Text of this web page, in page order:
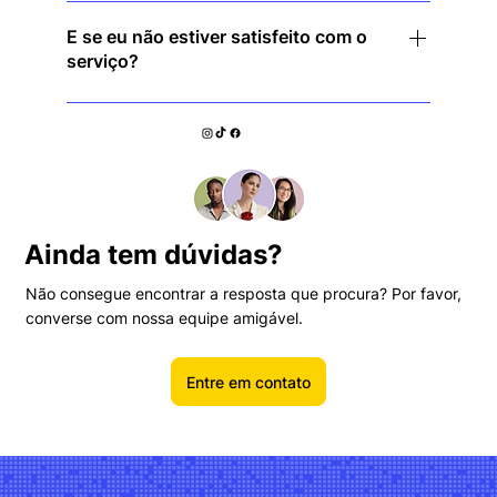
Basta baixar o aplicativo, clicar em conectar e
você estará protegido instantaneamente — sem
necessidade de configuração complicada!
E se eu não estiver satisfeito com o
serviço?
Oferecemos uma garantia de reembolso de 30
dias para que você possa experimentar sem
Ainda tem dúvidas?
Não consegue encontrar a resposta que procura? Por favor,
converse com nossa equipe amigável.
Entre em contato